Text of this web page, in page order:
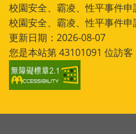
校園安全、霸凌、性平事件
校園安全、霸凌、性平事件
更新日期：2026-08-07
您是本站第43101091 位訪客